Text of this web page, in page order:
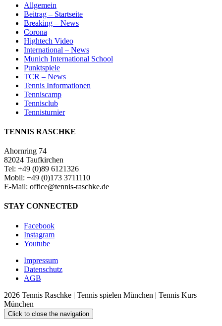
Allgemein
Beitrag – Startseite
Breaking – News
Corona
Hightech Video
International – News
Munich International School
Punktspiele
TCR – News
Tennis Informationen
Tenniscamp
Tennisclub
Tennisturnier
TENNIS RASCHKE
Ahornring 74
82024 Taufkirchen
Tel: +49 (0)89 6121326
Mobil: +49 (0)173 3711110
E-Mail: office@tennis-raschke.de
STAY CONNECTED
Facebook
Instagram
Youtube
Impressum
Datenschutz
AGB
2026 Tennis Raschke | Tennis spielen München | Tennis Kurs
München
Click to close the navigation